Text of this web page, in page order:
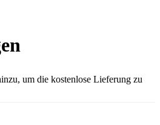
um die kostenlose Lieferung zu